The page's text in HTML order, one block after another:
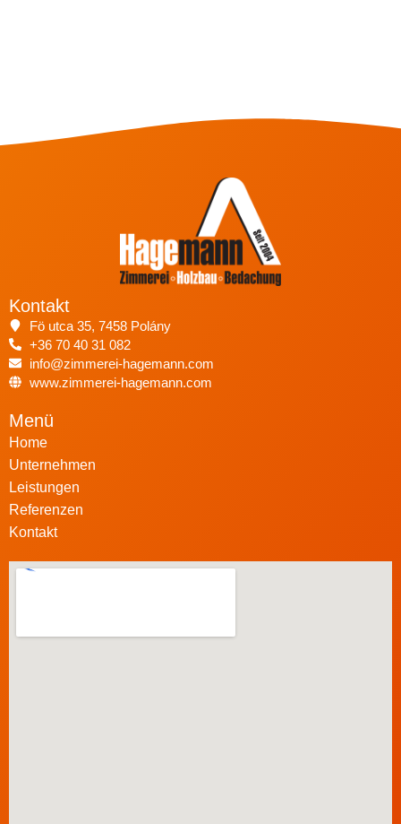
Kontakt
Fö utca 35, 7458 Polány
+36 70 40 31 082
info@zimmerei-hagemann.com
www.zimmerei-hagemann.com
Menü
Home
Unternehmen
Leistungen
Referenzen
Kontakt